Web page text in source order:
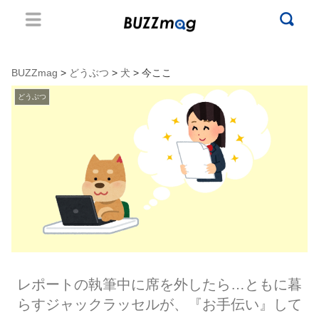
BUZZmag > どうぶつ > 犬 > 今ここ
どうぶつ
レポートの執筆中に席を外したら…ともに暮
らすジャックラッセルが、『お手伝い』して